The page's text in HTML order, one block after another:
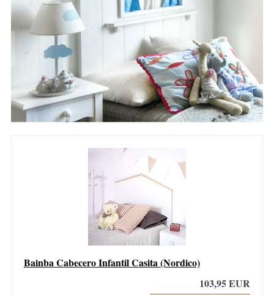
Bainba Cabecero Infantil Casita (Nordico)
103,95 EUR